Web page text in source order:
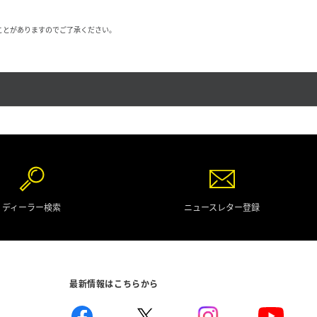
がありますのでご了承ください。
ディーラー検索 ニュースレター登録
最新情報はこちらから